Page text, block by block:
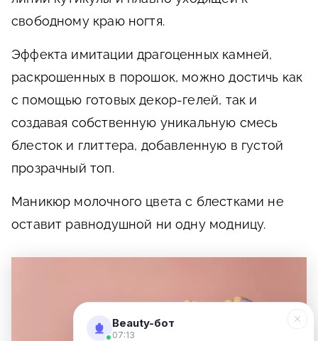
свободному краю ногтя.
Эффекта имитации драгоценных камней,
раскрошенных в порошок, можно достичь как
с помощью готовых декор-гелей, так и
создавая собственную уникальную смесь
блесток и глиттера, добавленную в густой
прозрачный топ.
Маникюр молочного цвета с блестками не
оставит равнодушной ни одну модницу.
Beauty-бот
07:13